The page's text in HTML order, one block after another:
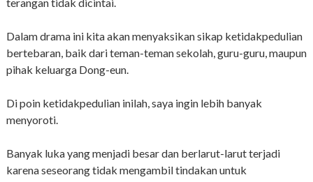
Dalam drama ini kita akan menyaksikan sikap ketidakpedulian
bertebaran, baik dari teman-teman sekolah, guru-guru, maupun
pihak keluarga Dong-eun.
Di poin ketidakpedulian inilah, saya ingin lebih banyak
menyoroti.
Banyak luka yang menjadi besar dan berlarut-larut terjadi
karena seseorang tidak mengambil tindakan untuk